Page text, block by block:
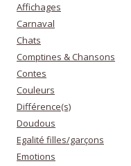
Affichages
Carnaval
Chats
Comptines & Chansons
Contes
Couleurs
Différence(s)
Doudous
Egalité filles/garçons
Emotions